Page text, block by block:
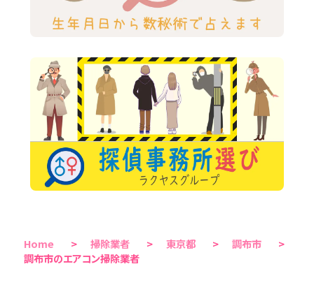
Home > 掃除業者 > 東京都 > 調布市
>
調布市のエアコン掃除業者